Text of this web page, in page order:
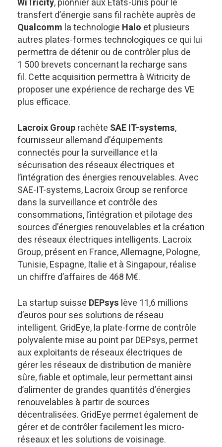
transfert d’énergie sans fil rachète auprès de
Qualcomm la technologie Halo et plusieurs
autres plates-formes technologiques ce qui lui
permettra de détenir ou de contrôler plus de
1 500 brevets concernant la recharge sans
fil. Cette acquisition permettra à Witricity de
proposer une expérience de recharge des VE
plus efficace.
Lacroix Grouprachète SAE IT-systems,
fournisseur allemand d’équipements
connectés pour la surveillance et la
sécurisation des réseaux électriques et
l’intégration des énergies renouvelables. Avec
SAE-IT-systems, Lacroix Group se renforce
dans la surveillance et contrôle des
consommations, l’intégration et pilotage des
sources d’énergies renouvelables et la création
des réseaux électriques intelligents. Lacroix
Group, présent en France, Allemagne, Pologne,
Tunisie, Espagne, Italie et à Singapour, réalise
un chiffre d’affaires de 468 M€.
La startup suisse DEPsys lève 11,6 millions
d’euros pour ses solutions de réseau
intelligent. GridEye, la plate-forme de contrôle
polyvalente mise au point par DEPsys, permet
aux exploitants de réseaux électriques de
gérer les réseaux de distribution de manière
sûre, fiable et optimale, leur permettant ainsi
d’alimenter de grandes quantités d’énergies
renouvelables à partir de sources
décentralisées. GridEye permet également de
gérer et de contrôler facilement les micro-
réseaux et les solutions de voisinage.